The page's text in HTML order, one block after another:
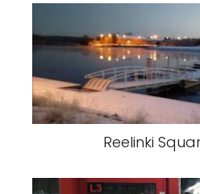
Reelinki